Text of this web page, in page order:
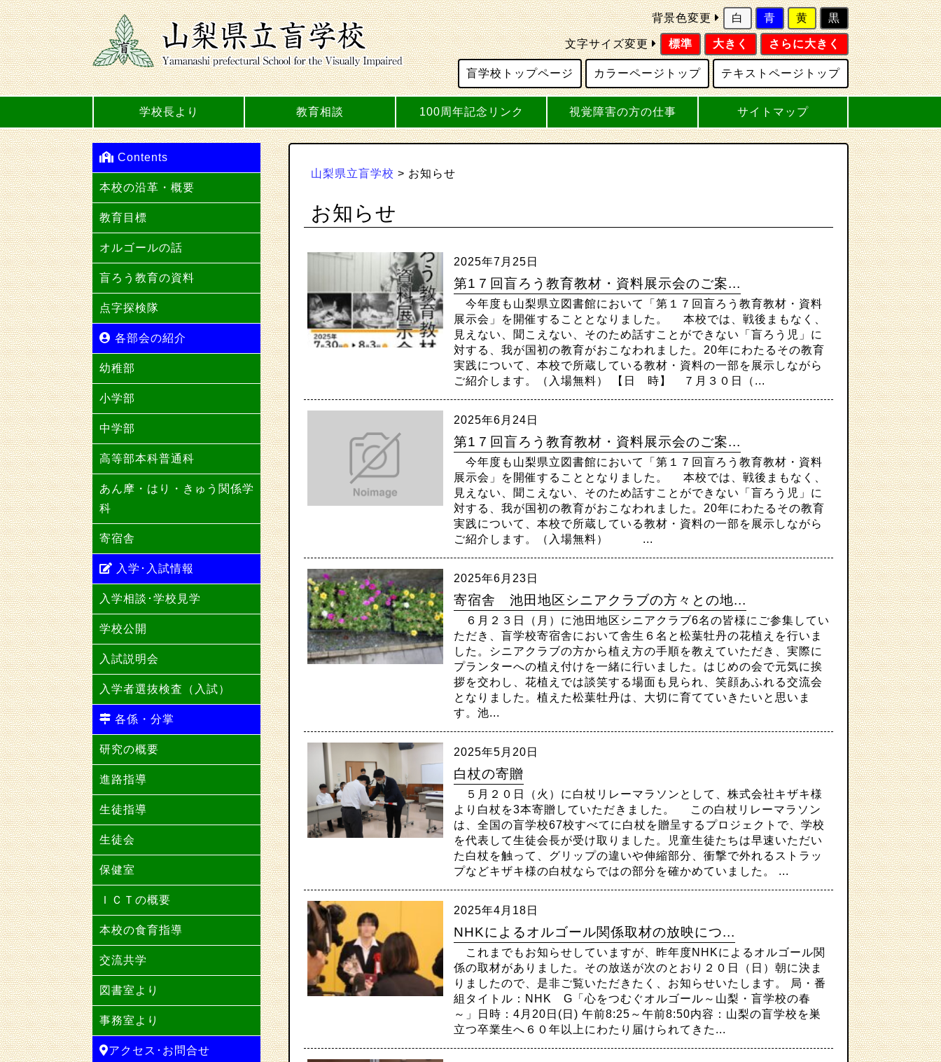
背景色変更 白 青 黄 黒
文字サイズ変更 標準 大きく さらに大きく
盲学校トップページ カラーページトップ テキストページトップ
学校長より 教育相談 100周年記念リンク 視覚障害の方の仕事 サイトマップ
山梨県立盲学校 > お知らせ
お知らせ
2025年7月25日
第1７回盲ろう教育教材・資料展示会のご案...
今年度も山梨県立図書館において「第１７回盲ろう教育教材・資料
展示会」を開催することとなりました。 本校では、戦後まもなく、
見えない、聞こえない、そのため話すことができない「盲ろう児」に
対する、我が国初の教育がおこなわれました。20年にわたるその教育
実践について、本校で所蔵している教材・資料の一部を展示しながら
ご紹介します。（入場無料） 【日 時】 ７月３０日（...
2025年6月24日
第1７回盲ろう教育教材・資料展示会のご案...
今年度も山梨県立図書館において「第１７回盲ろう教育教材・資料
展示会」を開催することとなりました。 本校では、戦後まもなく、
見えない、聞こえない、そのため話すことができない「盲ろう児」に
対する、我が国初の教育がおこなわれました。20年にわたるその教育
実践について、本校で所蔵している教材・資料の一部を展示しながら
ご紹介します。（入場無料） ...
2025年6月23日
寄宿舎 池田地区シニアクラブの方々との地...
６月２３日（月）に池田地区シニアクラブ6名の皆様にご参集してい
ただき、盲学校寄宿舎において舎生６名と松葉牡丹の花植えを行いま
した。シニアクラブの方から植え方の手順を教えていただき、実際に
プランターへの植え付けを一緒に行いました。はじめの会で元気に挨
拶を交わし、花植えでは談笑する場面も見られ、笑顔あふれる交流会
となりました。植えた松葉牡丹は、大切に育てていきたいと思いま
す。池...
2025年5月20日
白杖の寄贈
５月２０日（火）に白杖リレーマラソンとして、株式会社キザキ様
より白杖を3本寄贈していただきました。 この白杖リレーマラソン
は、全国の盲学校67校すべてに白杖を贈呈するプロジェクトで、学校
を代表して生徒会長が受け取りました。児童生徒たちは早速いただい
た白杖を触って、グリップの違いや伸縮部分、衝撃で外れるストラッ
プなどキザキ様の白杖ならではの部分を確かめていました。 ...
2025年4月18日
NHKによるオルゴール関係取材の放映につ...
これまでもお知らせしていますが、昨年度NHKによるオルゴール関
係の取材がありました。その放送が次のとおり２０日（日）朝に決ま
りましたので、是非ご覧いただきたく、お知らせいたします。 局・番
組タイトル：NHK G「心をつむぐオルゴール～山梨・盲学校の春
～」日時：4月20日(日) 午前8:25～午前8:50内容：山梨の盲学校を巣
立つ卒業生へ６０年以上にわたり届けられてきた...
Contents
本校の沿革・概要
教育目標
オルゴールの話
盲ろう教育の資料
点字探検隊
各部会の紹介
幼稚部
小学部
中学部
高等部本科普通科
あん摩・はり・きゅう関係学
科
寄宿舎
入学･入試情報
入学相談･学校見学
学校公開
入試説明会
入学者選抜検査（入試）
各係・分掌
研究の概要
進路指導
生徒指導
生徒会
保健室
ＩＣＴの概要
本校の食育指導
交流共学
図書室より
事務室より
アクセス･お問合せ